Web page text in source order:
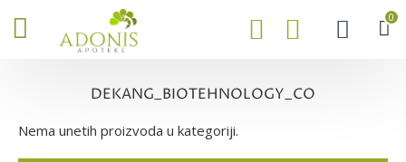
0
DEKANG_BIOTEHNOLOGY_CO
Nema unetih proizvoda u kategoriji.